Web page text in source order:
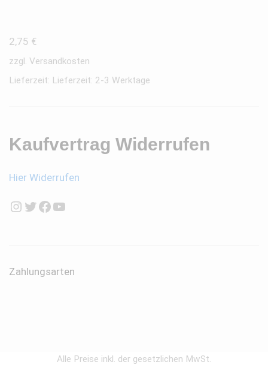
2,75 €
zzgl. Versandkosten
Lieferzeit: Lieferzeit: 2-3 Werktage
Kaufvertrag Widerrufen
Hier Widerrufen
Instagram
Twitter
Facebook
YouTube
Zahlungsarten
Alle Preise inkl. der gesetzlichen MwSt.